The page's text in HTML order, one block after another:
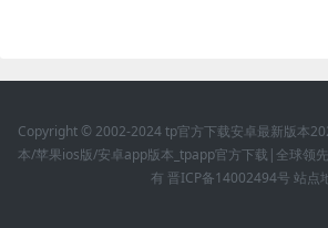
Copyright © 2002-2024 tp官方下载安卓最新版本
本/苹果ios版/安卓app版本_tpapp官方下载|全球领
有 晋ICP备14002494号 站点